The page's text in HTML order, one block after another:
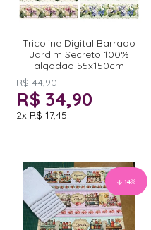
Tricoline Digital Barrado
Jardim Secreto 100%
algodão 55x150cm
R$ 44,90
R$ 34,90
2x R$ 17,45
14%